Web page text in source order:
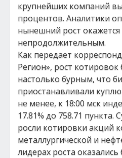
крупнейших компаний
процентов. Аналитики
нынешний рост окажется
непродолжительным.
Как передает
Регион», рост котировок
настолько бурным, что
приостанавливали
не менее, к 18:00 мск
17.81% до 758.71 пункта.
росли котировки акций
металлургической и
лидерах роста